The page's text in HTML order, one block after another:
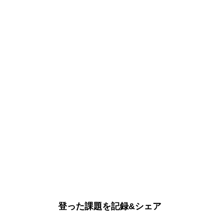
登った課題を記録&シェア